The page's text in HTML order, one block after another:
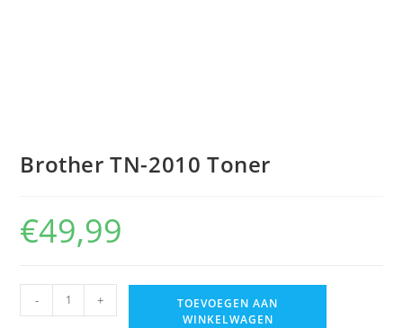
Brother TN-2010 Toner
€49,99
- +
TOEVOEGEN AAN
WINKELWAGEN